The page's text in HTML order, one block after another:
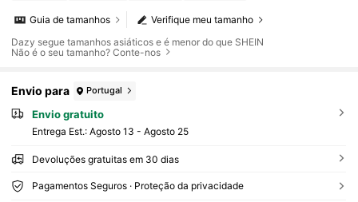
Verifique meu tamanho
Guia de tamanhos
Dazy segue tamanhos asiáticos e é menor do que SHEIN
Não é o seu tamanho? Conte-nos
Envio para Portugal
Envio gratuito
Entrega Est.: Agosto 13 - Agosto 25
Devoluções gratuitas em 30 dias
Pagamentos Seguros · Proteção da privacidade